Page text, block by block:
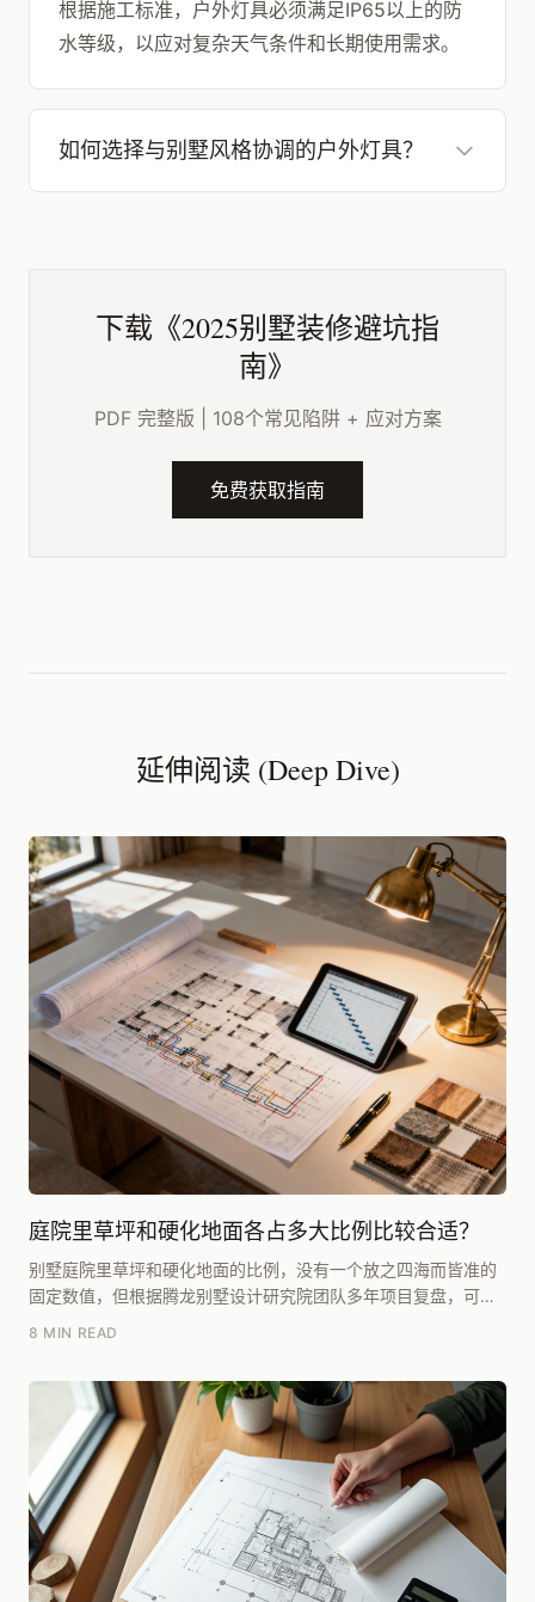
根据施工标准，户外灯具必须满足IP65以上的防
水等级，以应对复杂天气条件和长期使用需求。
如何选择与别墅风格协调的户外灯具？
下载《2025别墅装修避坑指
南》
PDF 完整版 | 108个常见陷阱 + 应对方案
免费获取指南
延伸阅读 (Deep Dive)
庭院里草坪和硬化地面各占多大比例比较合适？
别墅庭院里草坪和硬化地面的比例，没有一个放之四海而皆准的
固定数值，但根据腾龙别墅设计研究院团队多年项目复盘，可以
8 MIN READ